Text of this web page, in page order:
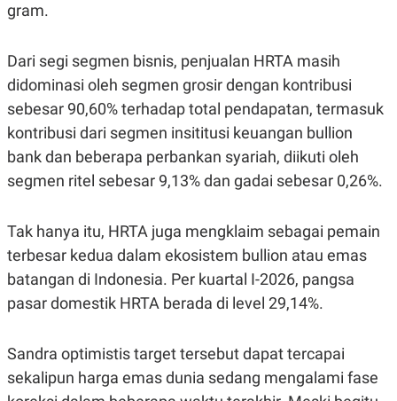
gram.
Dari segi segmen bisnis, penjualan HRTA masih
didominasi oleh segmen grosir dengan kontribusi
sebesar 90,60% terhadap total pendapatan, termasuk
kontribusi dari segmen insititusi keuangan bullion
bank dan beberapa perbankan syariah, diikuti oleh
segmen ritel sebesar 9,13% dan gadai sebesar 0,26%.
Tak hanya itu, HRTA juga mengklaim sebagai pemain
terbesar kedua dalam ekosistem bullion atau emas
batangan di Indonesia. Per kuartal I-2026, pangsa
pasar domestik HRTA berada di level 29,14%.
Sandra optimistis target tersebut dapat tercapai
sekalipun harga emas dunia sedang mengalami fase